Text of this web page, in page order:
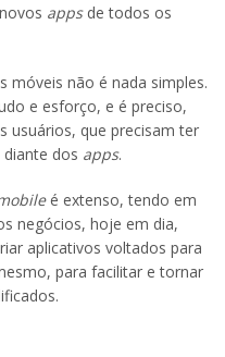
appsde todos os
móveis não é nada simples.
e esforço, e é preciso,
usuários, que precisam ter
dos apps.
é extenso, tendo em
negócios, hoje em dia,
aplicativos voltados para
para facilitar e tornar